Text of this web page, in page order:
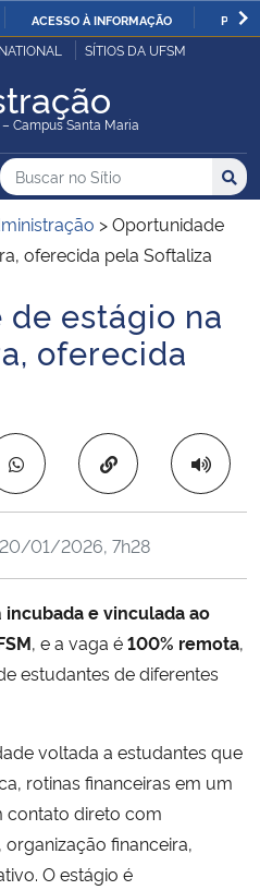
IR
O
ACESSO À INFORMAÇÃO
e Comunicações
SÍTIOS DA UFSM
Campus Santa Maria
Sítio
Busca
Buscar no no Sítio
Busca:
>Oportunidade
oferecida pela Softaliza
estágio na
oferecida
Copiar para área
20/01/2026, 7h28
incubada e vinculada ao
, e a vaga é100% remota,
estudantes de diferentes
voltada a estudantes que
rotinas financeiras em um
contato direto com
financeira,
O estágio é